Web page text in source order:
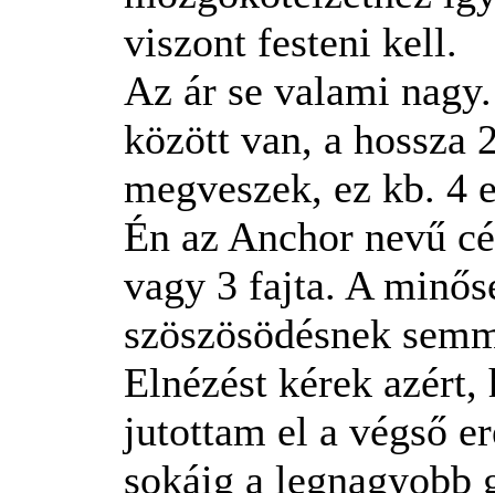
viszont festeni kell.
Az ár se valami
között van, a hossza
megveszek, ez kb. 4
Én az Anchor nevű
vagy 3 fajta. A
szöszösödésnek
Elnézést kérek
jutottam el a végső
sokáig a legnagyobb